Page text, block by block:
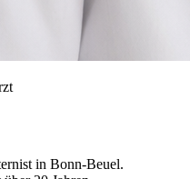
in Bonn-Beuel.